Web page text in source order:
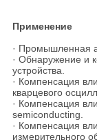
Применение
· Промышленная
· Обнаружение и
устройства.
· Компенсация
кварцевого
· Компенсация
semiconducting.
· Компенсация
измерительного